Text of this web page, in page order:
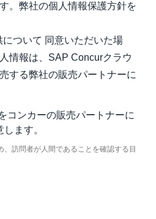
。弊社の個人情報保護方針を
ついて 同意いただいた場
情報は、SAP Concurクラウ
する弊社の販売パートナーに
コンカーの販売パートナーに
ます。
、訪問者が人間であることを確認する目